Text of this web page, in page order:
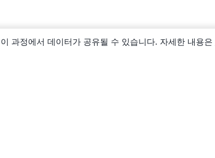
과정에서 데이터가 공유될 수 있습니다. 자세한 내용은